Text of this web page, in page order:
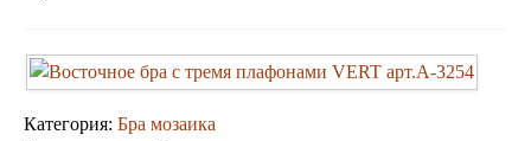
Категория: Бра мозаика